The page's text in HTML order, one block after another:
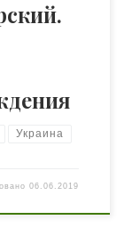
Украина
06.06.2019